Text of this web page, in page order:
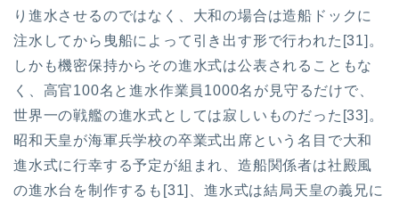
り進水させるのではなく、大和の場合は造船ドックに
注水してから曳船によって引き出す形で行われた[31]。
しかも機密保持からその進水式は公表されることもな
く、高官100名と進水作業員1000名が見守るだけで、
世界一の戦艦の進水式としては寂しいものだった[33]。
昭和天皇が海軍兵学校の卒業式出席という名目で大和
進水式に行幸する予定が組まれ、造船関係者は社殿風
の進水台を制作するも[31]、進水式は結局天皇の義兄に